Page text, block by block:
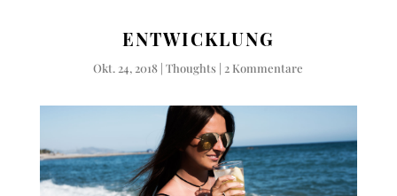
ENTWICKLUNG
Okt. 24, 2018 |Thoughts | 2 Kommentare